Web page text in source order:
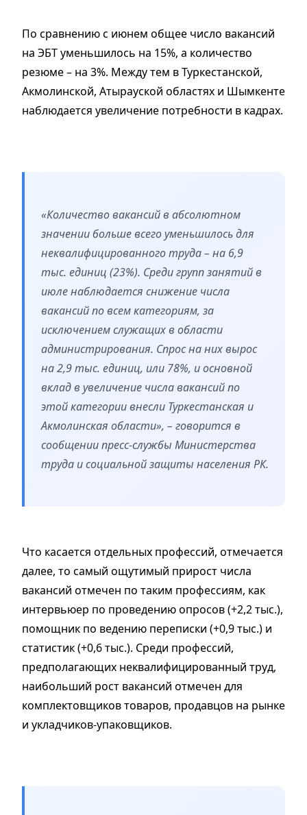
По сравнению с июнем общее число вакансий
на ЭБТ уменьшилось на 15%, а количество
резюме – на 3%. Между тем в Туркестанской,
Акмолинской, Атырауской областях и Шымкенте
наблюдается увеличение потребности в кадрах.
«Количество вакансий в абсолютном
значении больше всего уменьшилось для
неквалифицированного труда – на 6,9
тыс. единиц (23%). Среди групп занятий в
июле наблюдается снижение числа
вакансий по всем категориям, за
исключением служащих в области
администрирования. Спрос на них вырос
на 2,9 тыс. единиц, или 78%, и основной
вклад в увеличение числа вакансий по
этой категории внесли Туркестанская и
Акмолинская области», – говорится в
сообщении пресс-службы Министерства
труда и социальной защиты населения РК.
Что касается отдельных профессий, отмечается
далее, то самый ощутимый прирост числа
вакансий отмечен по таким профессиям, как
интервьюер по проведению опросов (+2,2 тыс.),
помощник по ведению переписки (+0,9 тыс.) и
статистик (+0,6 тыс.). Среди профессий,
предполагающих неквалифицированный труд,
наибольший рост вакансий отмечен для
комплектовщиков товаров, продавцов на рынке
и укладчиков-упаковщиков.